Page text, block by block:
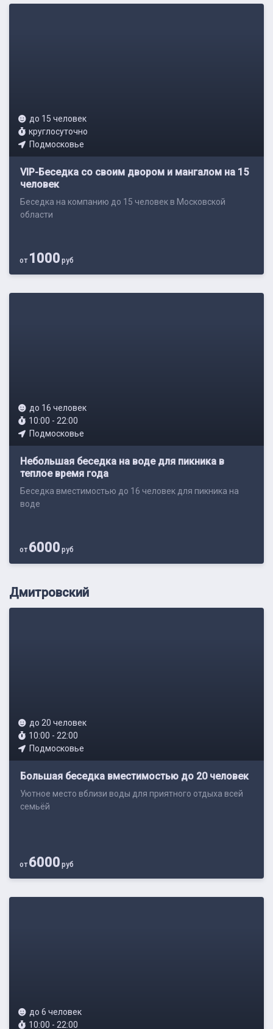
до 15 человек
круглосуточно
Подмосковье
VIP-Беседка со своим двором и мангалом на 15
человек
Беседка на компанию до 15 человек в Московской
области
от 1000 руб
до 16 человек
10:00 - 22:00
Подмосковье
Небольшая беседка на воде для пикника в
теплое время года
Беседка вместимостью до 16 человек для пикника на
воде
от6000 руб
Дмитровский
до 20 человек
10:00 - 22:00
Подмосковье
Большая беседка вместимостью до 20 человек
Уютное место вблизи воды для приятного отдыха всей
семьёй
от6000 руб
до 6 человек
10:00 - 22:00